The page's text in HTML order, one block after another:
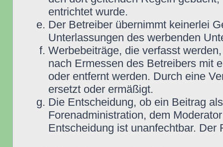
entrichtet wurde.
Der Betreiber übernimmt keinerlei
Unterlassungen des werbenden
Werbebeiträge, die verfasst
nach Ermessen des Betreibers mit
oder entfernt werden. Durch eine
ersetzt oder ermäßigt.
Die Entscheidung, ob ein Beitrag
Forenadministration, dem
Entscheidung ist unanfechtbar.